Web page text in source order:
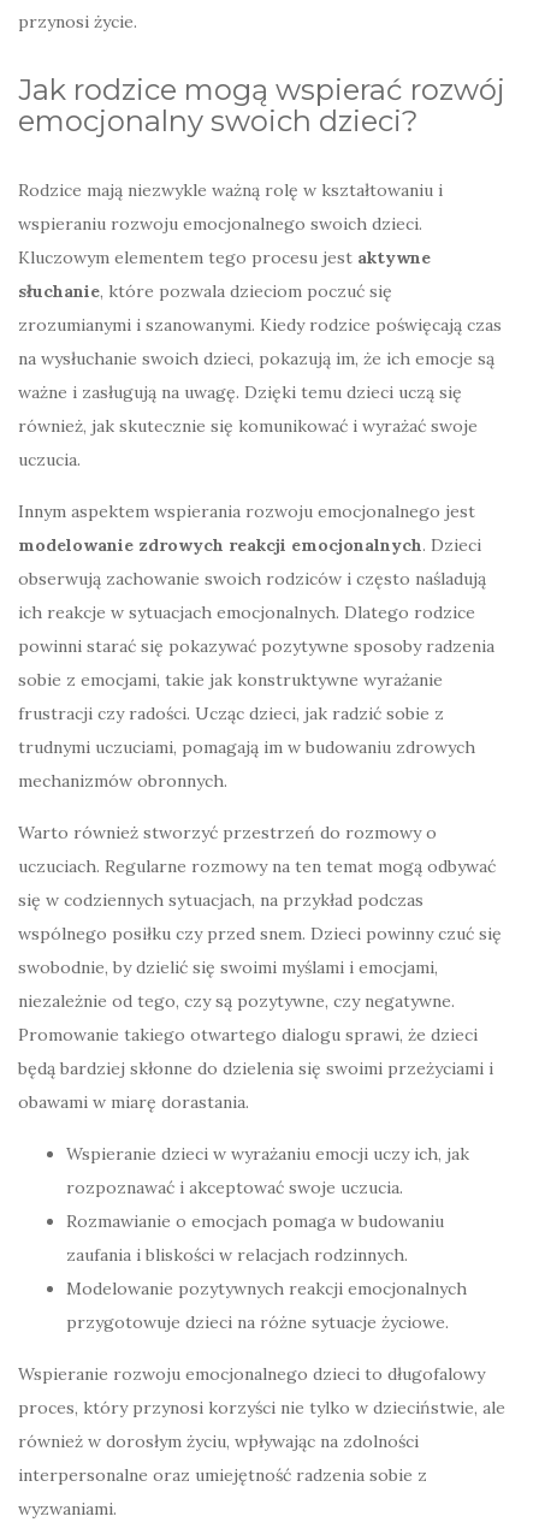
przynosi życie.
Jak rodzice mogą wspierać rozwój
emocjonalny swoich dzieci?
Rodzice mają niezwykle ważną rolę w kształtowaniu i
wspieraniu rozwoju emocjonalnego swoich dzieci.
Kluczowym elementem tego procesu jest aktywne
słuchanie, które pozwala dzieciom poczuć się
zrozumianymi i szanowanymi. Kiedy rodzice poświęcają czas
na wysłuchanie swoich dzieci, pokazują im, że ich emocje są
ważne i zasługują na uwagę. Dzięki temu dzieci uczą się
również, jak skutecznie się komunikować i wyrażać swoje
uczucia.
Innym aspektem wspierania rozwoju emocjonalnego jest
modelowanie zdrowych reakcji emocjonalnych. Dzieci
obserwują zachowanie swoich rodziców i często naśladują
ich reakcje w sytuacjach emocjonalnych. Dlatego rodzice
powinni starać się pokazywać pozytywne sposoby radzenia
sobie z emocjami, takie jak konstruktywne wyrażanie
frustracji czy radości. Ucząc dzieci, jak radzić sobie z
trudnymi uczuciami, pomagają im w budowaniu zdrowych
mechanizmów obronnych.
Warto również stworzyć przestrzeń do rozmowy o
uczuciach. Regularne rozmowy na ten temat mogą odbywać
się w codziennych sytuacjach, na przykład podczas
wspólnego posiłku czy przed snem. Dzieci powinny czuć się
swobodnie, by dzielić się swoimi myślami i emocjami,
niezależnie od tego, czy są pozytywne, czy negatywne.
Promowanie takiego otwartego dialogu sprawi, że dzieci
będą bardziej skłonne do dzielenia się swoimi przeżyciami i
obawami w miarę dorastania.
Wspieranie dzieci w wyrażaniu emocji uczy ich, jak
rozpoznawać i akceptować swoje uczucia.
Rozmawianie o emocjach pomaga w budowaniu
zaufania i bliskości w relacjach rodzinnych.
Modelowanie pozytywnych reakcji emocjonalnych
przygotowuje dzieci na różne sytuacje życiowe.
Wspieranie rozwoju emocjonalnego dzieci to długofalowy
proces, który przynosi korzyści nie tylko w dzieciństwie, ale
również w dorosłym życiu, wpływając na zdolności
interpersonalne oraz umiejętność radzenia sobie z
wyzwaniami.